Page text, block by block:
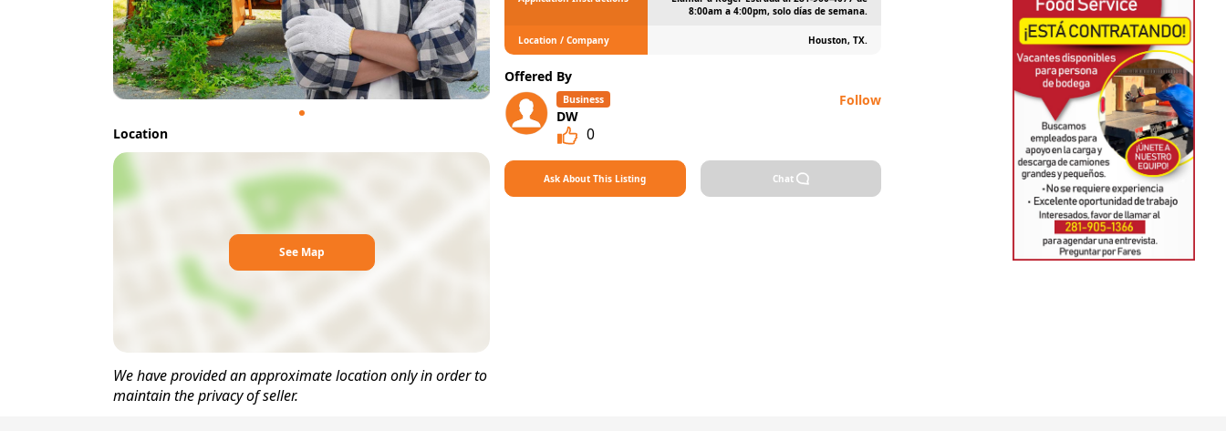
Location
See Map
We have provided an approximate location only in order to
maintain the privacy of seller.
8:00am a 4:00pm, solo días de semana.
Location / Company Houston, TX.
Offered By
Business
DW
0
Follow
Ask About This Listing Chat